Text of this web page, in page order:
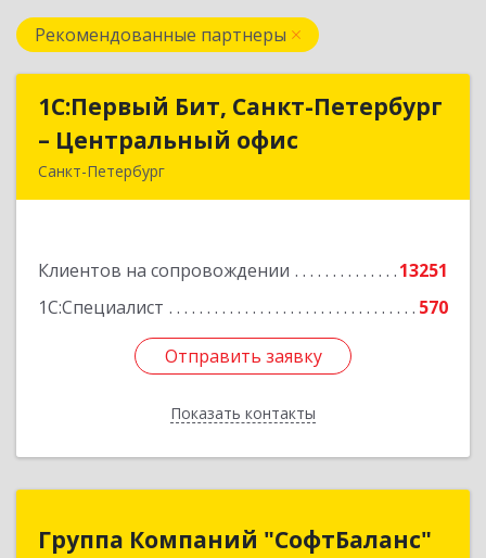
Рекомендованные партнеры
1С:Первый Бит, Санкт-Петербург
– Центральный офис
Санкт-Петербург
Клиентов на сопровождении
13251
1С:Специалист
570
Отправить заявку
Показать контакты
1С:Первый Бит, Санкт-Петербург
– Центральный офис
Отправить заявку
Назад
Группа Компаний "СофтБаланс"
Группа Компаний "СофтБаланс"